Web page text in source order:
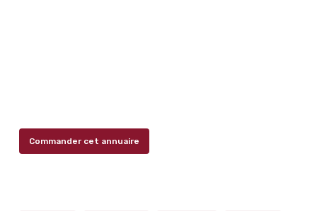
Commander cet annuaire